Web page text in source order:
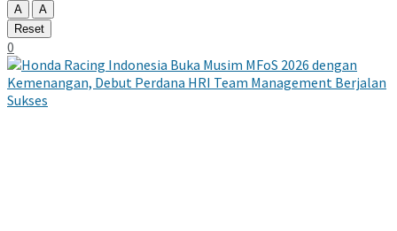
A
A
Reset
0